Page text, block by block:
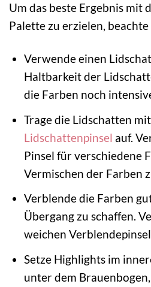
Um das beste Ergebnis mit
Palette zu erzielen,
Verwende einen
Haltbarkeit der
die Farben noch
Trage die Lidschatten
Lidschattenpinsel auf.
Pinsel für verschiedene
Vermischen der Farben
Verblende die Farben
Übergang zu schaffen.
weichen
Setze Highlights im
unter dem